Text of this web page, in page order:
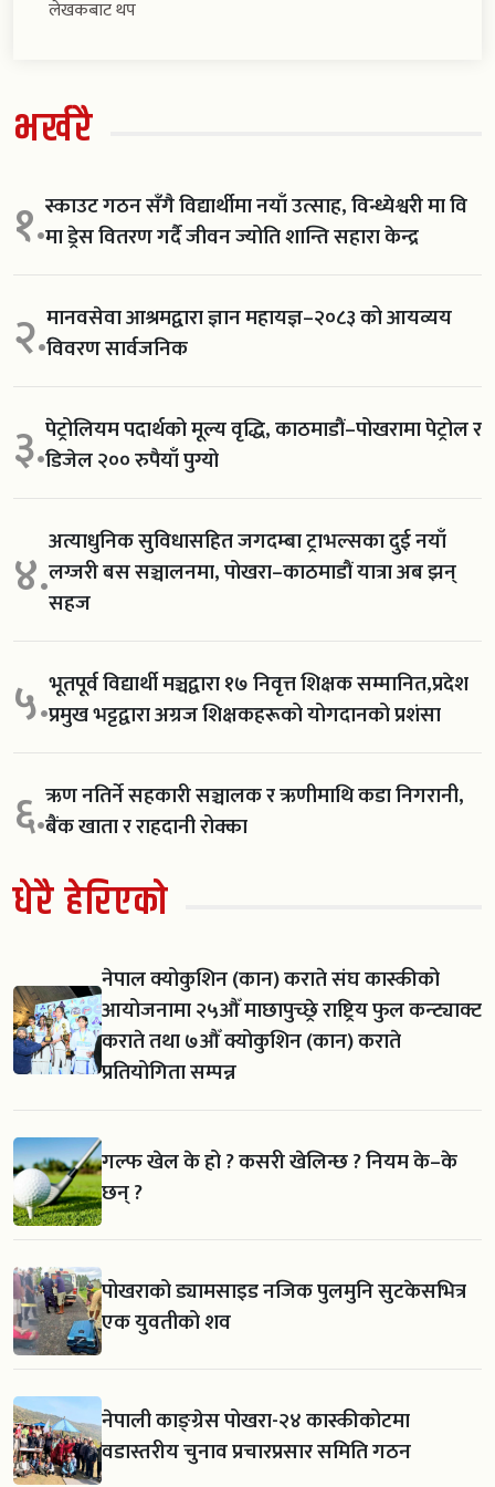
लेखकबाट थप
भर्खरै
१.स्काउट गठन सँगै विद्यार्थीमा नयाँ उत्साह, विन्ध्येश्वरी मा वि
मा ड्रेस वितरण गर्दै जीवन ज्योति शान्ति सहारा केन्द्र
२.मानवसेवा आश्रमद्वारा ज्ञान महायज्ञ–२०८३ को आयव्यय
विवरण सार्वजनिक
३.पेट्रोलियम पदार्थको मूल्य वृद्धि, काठमाडौं–पोखरामा पेट्रोल र
डिजेल २०० रुपैयाँ पुग्यो
४.अत्याधुनिक सुविधासहित जगदम्बा ट्राभल्सका दुई नयाँ
लग्जरी बस सञ्चालनमा, पोखरा–काठमाडौं यात्रा अब झन्
सहज
५.भूतपूर्व विद्यार्थी मञ्चद्वारा १७ निवृत्त शिक्षक सम्मानित,प्रदेश
प्रमुख भट्टद्वारा अग्रज शिक्षकहरूको योगदानको प्रशंसा
६.ऋण नतिर्ने सहकारी सञ्चालक र ऋणीमाथि कडा निगरानी,
बैंक खाता र राहदानी रोक्का
धेरै हेरिएको
नेपाल क्योकुशिन (कान) कराते संघ कास्कीको
आयोजनामा २५औँ माछापुच्छ्रे राष्ट्रिय फुल कन्ट्याक्ट
कराते तथा ७औँ क्योकुशिन (कान) कराते
प्रतियोगिता सम्पन्न
गल्फ खेल के हो ? कसरी खेलिन्छ ? नियम के–के
छन् ?
पोखराको ड्यामसाइड नजिक पुलमुनि सुटकेसभित्र
एक युवतीको शव
नेपाली काङ्ग्रेस पोखरा-२४ कास्कीकोटमा
वडास्तरीय चुनाव प्रचारप्रसार समिति गठन